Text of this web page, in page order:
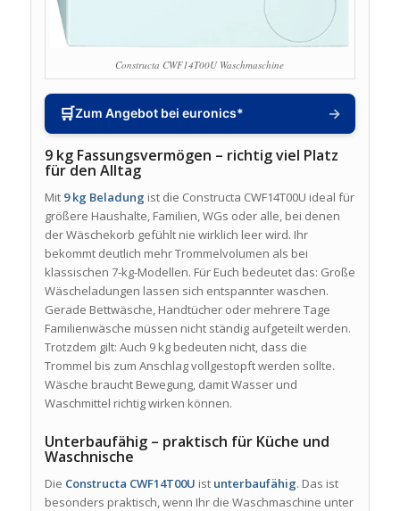
Constructa CWF14T00U Waschmaschine
🛒Zum Angebot bei euronics* →
9 kg Fassungsvermögen – richtig viel Platz
für den Alltag
Mit 9 kg Beladung ist die Constructa CWF14T00U ideal für
größere Haushalte, Familien, WGs oder alle, bei denen
der Wäschekorb gefühlt nie wirklich leer wird. Ihr
bekommt deutlich mehr Trommelvolumen als bei
klassischen 7-kg-Modellen. Für Euch bedeutet das: Große
Wäscheladungen lassen sich entspannter waschen.
Gerade Bettwäsche, Handtücher oder mehrere Tage
Familienwäsche müssen nicht ständig aufgeteilt werden.
Trotzdem gilt: Auch 9 kg bedeuten nicht, dass die
Trommel bis zum Anschlag vollgestopft werden sollte.
Wäsche braucht Bewegung, damit Wasser und
Waschmittel richtig wirken können.
Unterbaufähig – praktisch für Küche und
Waschnische
Die Constructa CWF14T00U ist unterbaufähig. Das ist
besonders praktisch, wenn Ihr die Waschmaschine unter